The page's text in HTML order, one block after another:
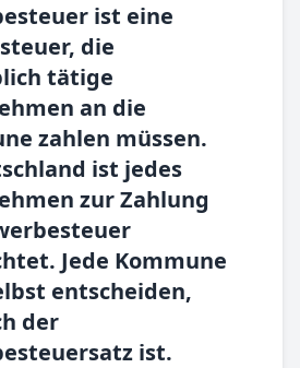
ist eine
die
tätige
an die
zahlen müssen.
ist jedes
zur Zahlung
Jede Kommune
entscheiden,
der
ist.